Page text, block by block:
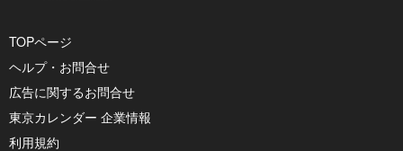
TOPページ
ヘルプ・お問合せ
広告に関するお問合せ
東京カレンダー 企業情報
利用規約